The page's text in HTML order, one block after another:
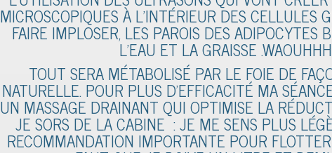
MICROSCOPIQUES À L’INTÉRIEUR DES CELLULES
FAIRE IMPLOSER, LES PAROIS DES ADIPOCYTES
L’EAU ET LA GRAISSE
TOUT SERA MÉTABOLISÉ PAR LE FOIE DE
NATURELLE. POUR PLUS D’EFFICACITÉ MA
UN MASSAGE DRAINANT QUI OPTIMISE LA
JE SORS DE LA CABINE : JE ME SENS PLUS
RECOMMANDATION IMPORTANTE POUR